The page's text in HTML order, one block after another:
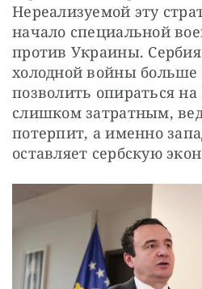
Нереализуемой эту
начало специальной
против Украины.
холодной войны больше
позволить опираться
слишком затратным,
потерпит, а именно
оставляет сербскую